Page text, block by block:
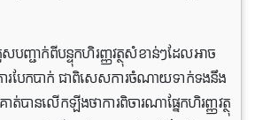
ញ្ជាក់ពីបន្ទុកហិរញ្ញវត្ថុសំខាន់ៗដែលអាច
របែកបាក់ ជាពិសេសការចំណាយទាក់ទងនឹង
គាត់បានលេីកឡីងថាការពិចារណាផ្នែកហិរញ្ញវត្ថុ